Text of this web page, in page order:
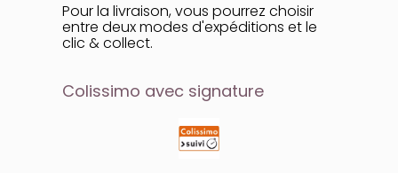
Pour la livraison, vous pourrez choisir
entre deux modes d'expéditions et le
clic & collect.
Colissimo avec signature